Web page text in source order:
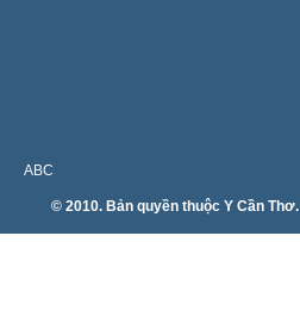
ABC
© 2010. Bản quyền thuộc Y Cần Thơ.